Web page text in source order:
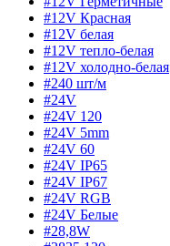
#12V Красная
#12V белая
#12V тепло-белая
#12V холодно-белая
#240 шт/м
#24V
#24V 120
#24V 5mm
#24V 60
#24V IP65
#24V IP67
#24V RGB
#24V Белые
#28,8W